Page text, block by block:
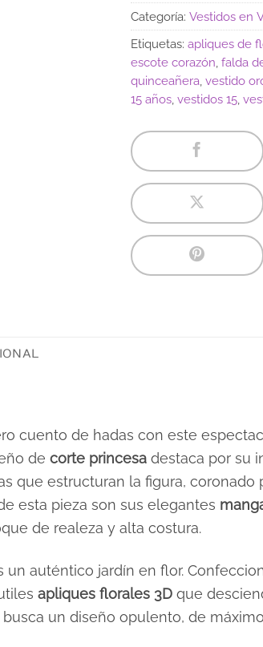
Categoría: Vestidos en
Etiquetas: apliques de
escote corazón falda
quinceañera vestido
15 años vestidos 15
cuento de hadas con este
de corte princesa destaca por su
que estructuran la figura,
esta pieza son sus elegantes
de realeza y alta costura.
auténtico jardín en flor.
apliques florales 3D que
un diseño opulento, de